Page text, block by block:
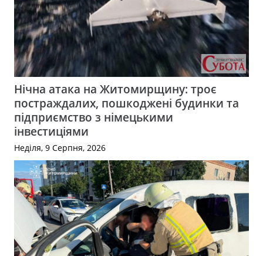
Нічна атака на Житомирщину: троє
постраждалих, пошкоджені будинки та
підприємство з німецькими
інвестиціями
Неділя, 9 Серпня, 2026